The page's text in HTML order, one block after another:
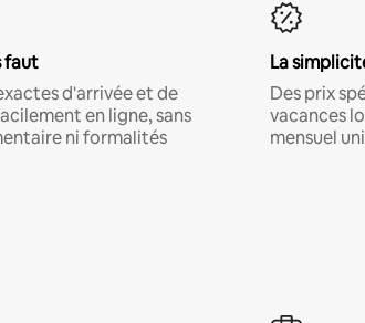
faut
d'arrivée et de
en ligne, sans
ni formalités
La
Des prix
vacances
mensuel